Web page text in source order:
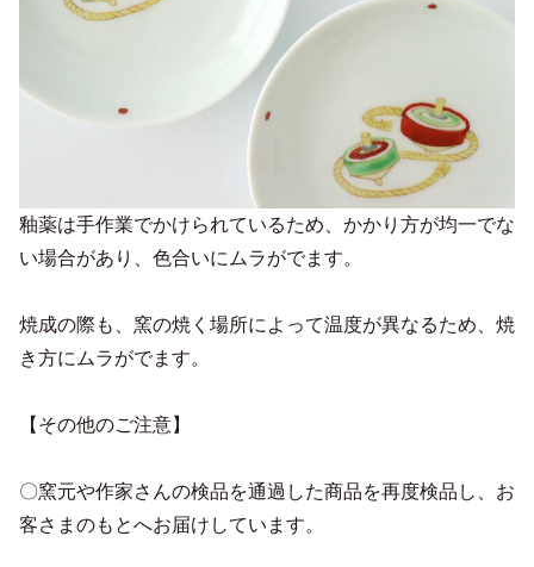
釉薬は手作業でかけられているため、かかり方が均一でな
い場合があり、色合いにムラがでます。
焼成の際も、窯の焼く場所によって温度が異なるため、焼
き方にムラがでます。
【その他のご注意】
〇窯元や作家さんの検品を通過した商品を再度検品し、お
客さまのもとへお届けしています。